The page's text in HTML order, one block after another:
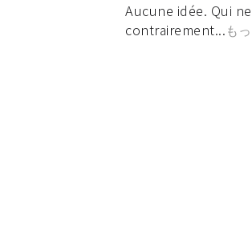
Aucune idée. Qui
contrairement...も